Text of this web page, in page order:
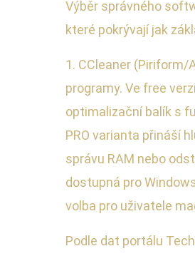
Výběr správného
které pokrývají jak
1. CCleaner
programy. Ve free
optimalizační balík s
PRO varianta přináší
správu RAM nebo
dostupná pro
volba pro uživatele
Podle dat portálu